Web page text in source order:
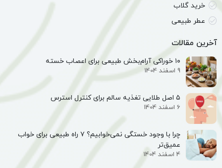
خرید گلاب
عطر طبیعی
آخرین مقالات
۱۰ خوراکی آرام‌بخش طبیعی برای اعصاب خسته
9 اسفند 1404
۵ اصل طلایی تغذیه سالم برای کنترل استرس
6 اسفند 1404
چرا با وجود خستگی نمی‌خوابیم؟ ۷ راه طبیعی برای خواب
عمیق‌تر
4 اسفند 1404